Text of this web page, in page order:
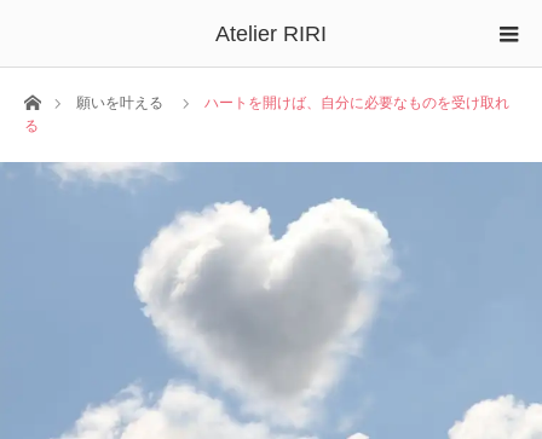
Atelier RIRI
ホーム願いを叶える
ハートを開けば、自分に必要なものを受け取れ
る